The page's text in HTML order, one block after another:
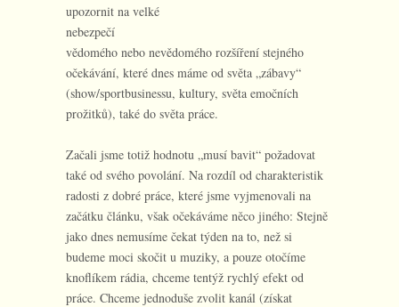
upozornit na velké
nebezpečí
vědomého nebo nevědomého rozšíření stejného
očekávání, které dnes máme od světa „zábavy“
(show/sportbusinessu, kultury, světa emočních
prožitků), také do světa práce.
Začali jsme totiž hodnotu „musí bavit“ požadovat
také od svého povolání. Na rozdíl od charakteristik
radosti z dobré práce, které jsme vyjmenovali na
začátku článku, však očekáváme něco jiného: Stejně
jako dnes nemusíme čekat týden na to, než si
budeme moci skočit u muziky, a pouze otočíme
knoflíkem rádia, chceme tentýž rychlý efekt od
práce. Chceme jednoduše zvolit kanál (získat